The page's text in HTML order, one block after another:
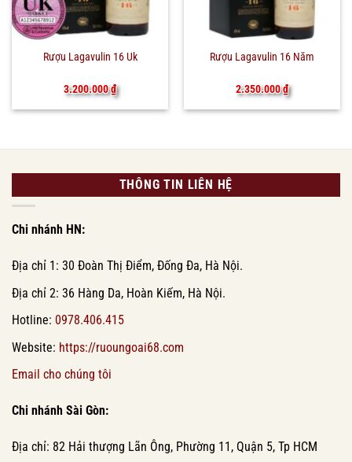
Rượu Lagavulin 16 Uk
3.200.000₫
Rượu Lagavulin 16 Năm
2.350.000₫
THÔNG TIN LIÊN HỆ
Chi nhánh HN:
Địa chỉ 1: 30 Đoàn Thị Điểm, Đống Đa, Hà Nội.
Địa chỉ 2: 36 Hàng Da, Hoàn Kiếm, Hà Nội.
Hotline: 0978.406.415
Website: https://ruoungoai68.com
Email cho chúng tôi
Chi nhánh Sài Gòn:
Địa chỉ: 82 Hải thượng Lãn Ông, Phường 11, Quận 5, Tp HCM